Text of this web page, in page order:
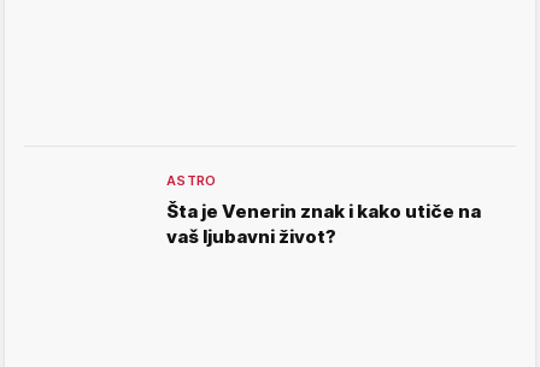
ASTRO
Šta je Venerin znak i kako utiče na
vaš ljubavni život?